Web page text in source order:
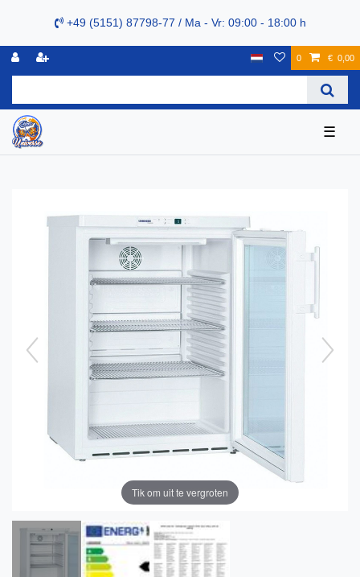
+49 (5151) 87798-77 / Ma - Vr: 09:00 - 18:00 h
0 € 0,00
☰
Tik om uit te vergroten